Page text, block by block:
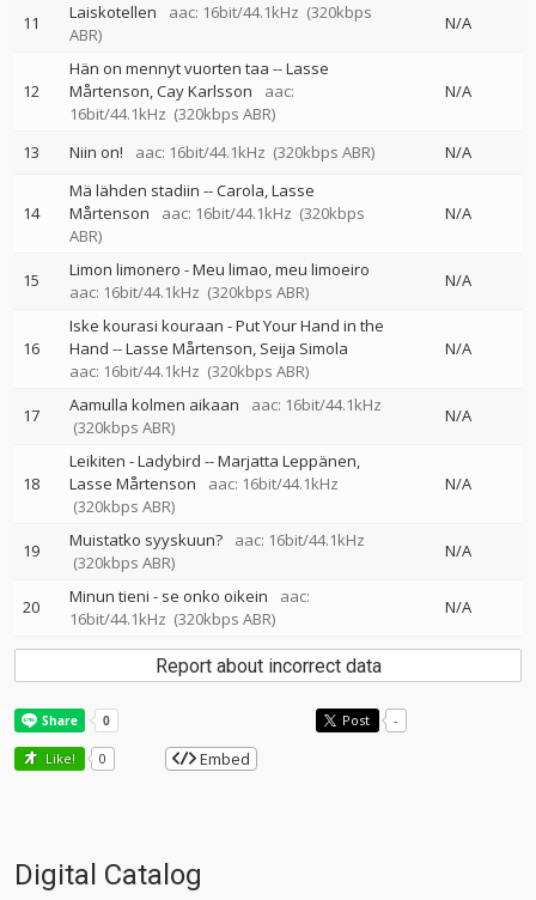
11 Laiskotellen aac: 16bit/44.1kHz (320kbps
ABR)
N/A
12
Hän on mennyt vuorten taa --Lasse
Mårtenson Cay Karlsson
aac:
16bit/44.1kHz (320kbps ABR)
N/A
13 Niin on! aac: 16bit/44.1kHz (320kbps ABR) N/A
14
Mä lähden stadiin --Carola Lasse
Mårtenson
aac: 16bit/44.1kHz (320kbps
ABR)
N/A
15
Limon limonero - Meu limao, meu limoeiro
aac: 16bit/44.1kHz (320kbps ABR)
N/A
16
Iske kourasi kouraan - Put Your Hand in the
Hand --Lasse Mårtenson Seija Simola
aac: 16bit/44.1kHz (320kbps ABR)
N/A
17 Aamulla kolmen aikaan
aac: 16bit/44.1kHz
(320kbps ABR)
N/A
18
Leikiten - Ladybird --Marjatta Leppänen
Lasse Mårtenson
aac: 16bit/44.1kHz
(320kbps ABR)
N/A
19 Muistatko syyskuun?
aac: 16bit/44.1kHz
(320kbps ABR)
N/A
20 Minun tieni - se onko oikein
aac:
16bit/44.1kHz (320kbps ABR)
N/A
Report about incorrect data
Post -
Like! 0 Embed
Digital Catalog